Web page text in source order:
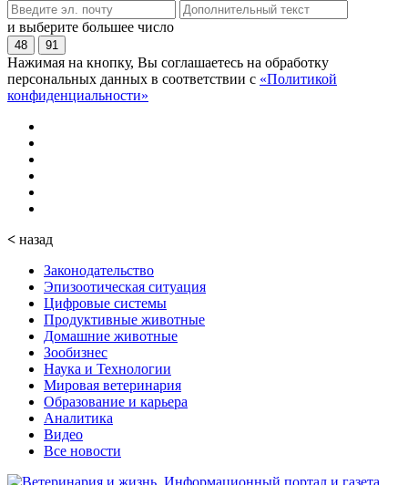
и выберите большее число
48 91
Нажимая на кнопку, Вы соглашаетесь на обработку
персональных данных в соответствии с «Политикой
конфиденциальности»
< назад
Законодательство
Эпизоотическая ситуация
Цифровые системы
Продуктивные животные
Домашние животные
Зообизнес
Наука и Технологии
Мировая ветеринария
Образование и карьера
Аналитика
Видео
Все новости